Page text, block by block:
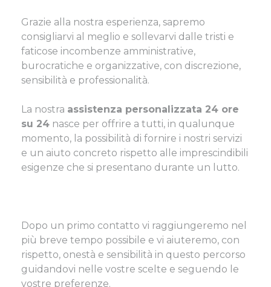
Grazie alla nostra esperienza, sapremo
consigliarvi al meglio e sollevarvi dalle tristi e
faticose incombenze amministrative,
burocratiche e organizzative, con discrezione,
sensibilità e professionalità.
La nostra assistenza personalizzata 24 ore
su 24 nasce per offrire a tutti, in qualunque
momento, la possibilità di fornire i nostri servizi
e un aiuto concreto rispetto alle imprescindibili
esigenze che si presentano durante un lutto.
Dopo un primo contatto vi raggiungeremo nel
più breve tempo possibile e vi aiuteremo, con
rispetto, onestà e sensibilità in questo percorso
guidandovi nelle vostre scelte e seguendo le
vostre preferenze.